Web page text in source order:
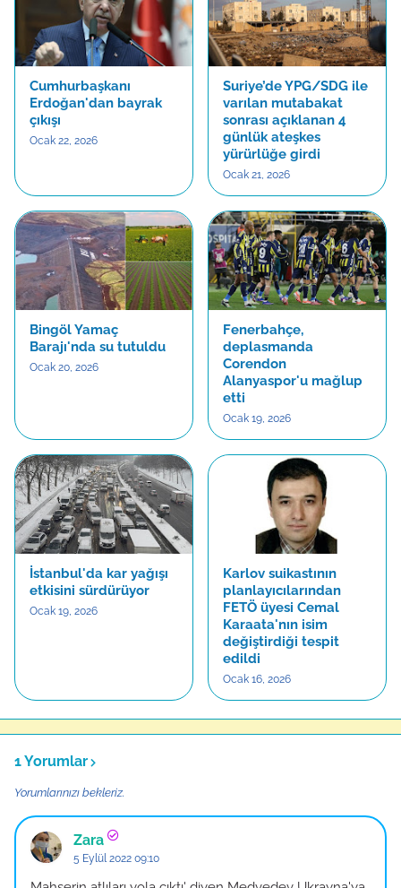
Cumhurbaşkanı
Erdoğan'dan bayrak
çıkışı
Ocak 22, 2026
Suriye’de YPG/SDG ile
varılan mutabakat
sonrası açıklanan 4
günlük ateşkes
yürürlüğe girdi
Ocak 21, 2026
Bingöl Yamaç
Barajı'nda su tutuldu
Ocak 20, 2026
Fenerbahçe,
deplasmanda
Corendon
Alanyaspor'u mağlup
etti
Ocak 19, 2026
İstanbul'da kar yağışı
etkisini sürdürüyor
Ocak 19, 2026
Karlov suikastının
planlayıcılarından
FETÖ üyesi Cemal
Karaata'nın isim
değiştirdiği tespit
edildi
Ocak 16, 2026
1 Yorumlar
Yorumlarınızı bekleriz.
Zara
5 Eylül 2022 09:10